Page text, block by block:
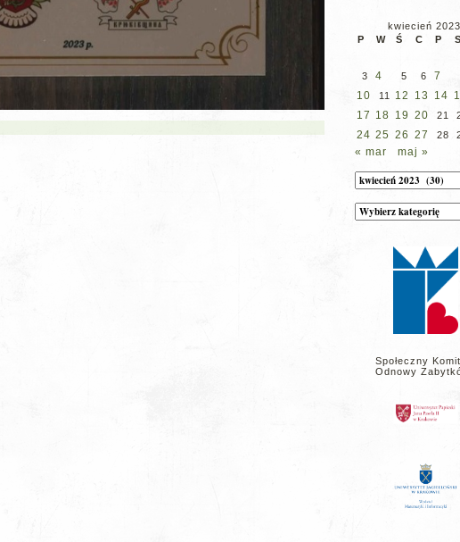
kwiecień 2023
P
W Ś C P S
3 4 5 6 7
10 11 12 13 14
17 18 19 20 21
24 25 26 27 28
« mar maj »
Archiwum
Kategorie
wpisów
Społeczny
Odnowy